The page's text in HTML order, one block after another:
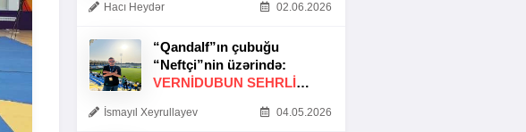
Hacı Heydər 02.06.2026
“Qandalf”ın çubuğu
“Neftçi”nin üzərində:
VERNİDUBUN SEHRLİ
İsmayıl Xeyrullayev 04.05.2026